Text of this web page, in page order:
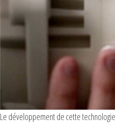
Le développement de cette